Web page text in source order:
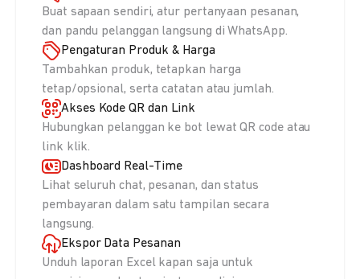
Buat sapaan sendiri, atur pertanyaan pesanan,
dan pandu pelanggan langsung di WhatsApp.
Pengaturan Produk & Harga
Tambahkan produk, tetapkan harga
tetap/opsional, serta catatan atau jumlah.
Akses Kode QR dan Link
Hubungkan pelanggan ke bot lewat QR code atau
link klik.
Dashboard Real-Time
Lihat seluruh chat, pesanan, dan status
pembayaran dalam satu tampilan secara
langsung.
Ekspor Data Pesanan
Unduh laporan Excel kapan saja untuk